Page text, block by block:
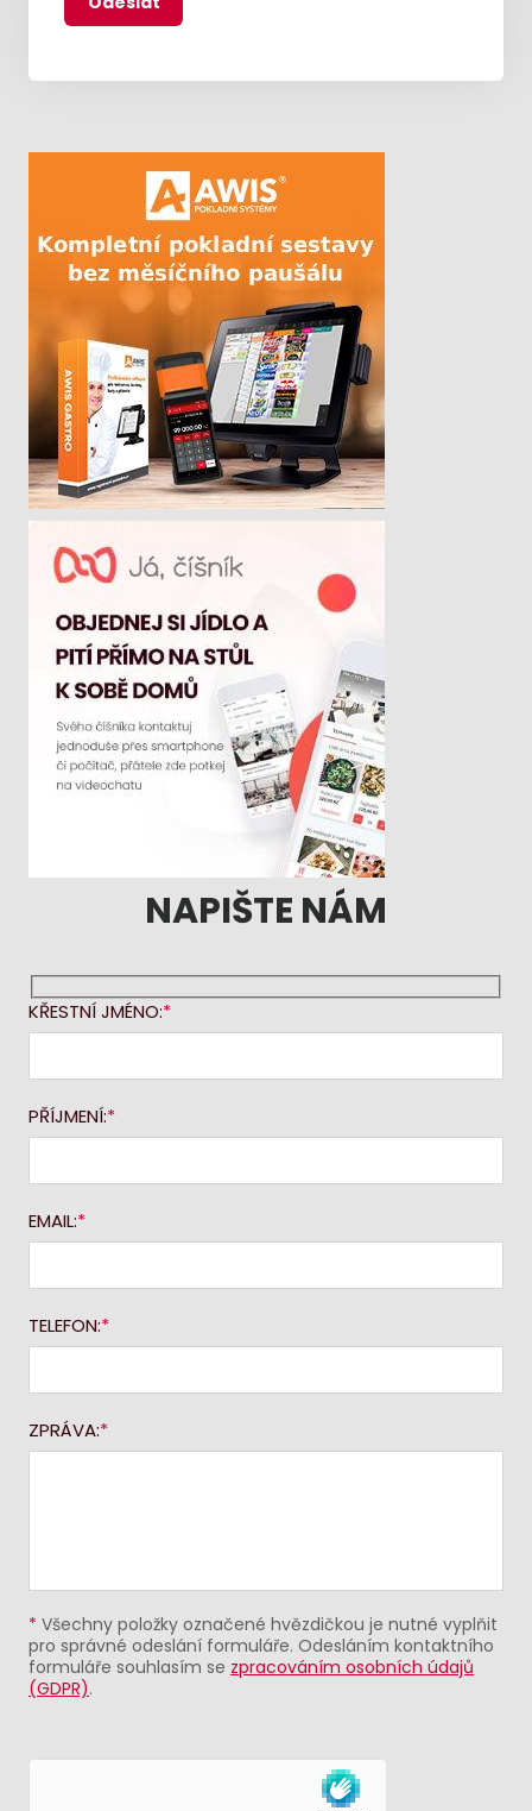
NAPIŠTE NÁM
KŘESTNÍ JMÉNO:
PŘÍJMENÍ:
EMAIL:
TELEFON:
ZPRÁVA:
* Všechny položky označené hvězdičkou je nutné vyplňit
pro správné odeslání formuláře. Odesláním kontaktního
formuláře souhlasím se zpracováním osobních údajů
(GDPR).